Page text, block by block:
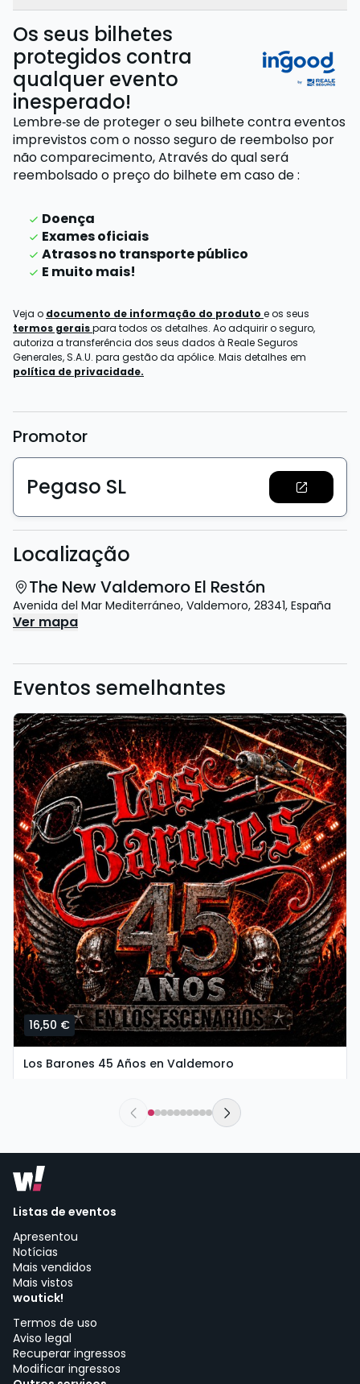
Os seus bilhetes
protegidos contra
qualquer evento
inesperado!
Lembre‑se de proteger o seu bilhete contra eventos
imprevistos com o nosso seguro de reembolso por
não comparecimento,Através do qual será
reembolsado o preço do bilheteem caso de:
Doença
Exames oficiais
Atrasos no transporte público
E muito mais!
Veja o documento de informação do produto e os seus
termos geraispara todos os detalhes. Ao adquirir o seguro,
autoriza a transferência dos seus dados à Reale Seguros
Generales, S.A.U. para gestão da apólice. Mais detalhes em
política de privacidade.
Promotor
Pegaso SL
Localização
The New Valdemoro El Restón
Avenida del Mar Mediterráneo, Valdemoro, 28341, España
Ver mapa
Eventos semelhantes
16,50 €
Los Barones 45 Años en Valdemoro
The New Valdemoro El Restón | Valdemoro
Listas de eventos
Apresentou
Notícias
Mais vendidos
Mais vistos
woutick!
Termos de uso
Aviso legal
Recuperar ingressos
Modificar ingressos